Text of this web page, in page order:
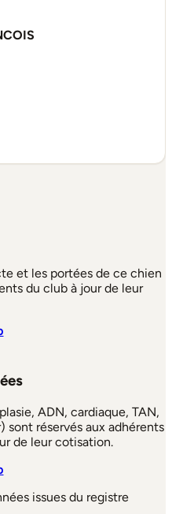
et les portées de ce chien
du club à jour de leur
ADN, cardiaque, TAN,
sont réservés aux adhérents
de leur cotisation.
issues du registre